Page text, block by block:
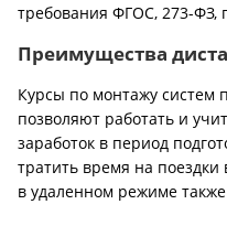
требования ФГОС, 273-ФЗ,
Преимущества
Курсы по монтажу систем
позволяют работать и
заработок в период
тратить время на
в удаленном режиме также